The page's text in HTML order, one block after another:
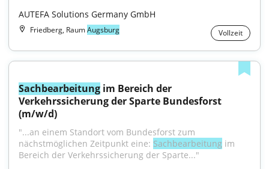
AUTEFA Solutions Germany GmbH
Friedberg, RaumAugsburg Vollzeit
Sachbearbeitung im Bereich der
Verkehrssicherung der Sparte Bundesforst
(m/w/d)
"...an einem Standort vom Bundesforst zum
nächstmöglichen Zeitpunkt eine: Sachbearbeitung im
Bereich der Verkehrs­sicherung der Sparte..."